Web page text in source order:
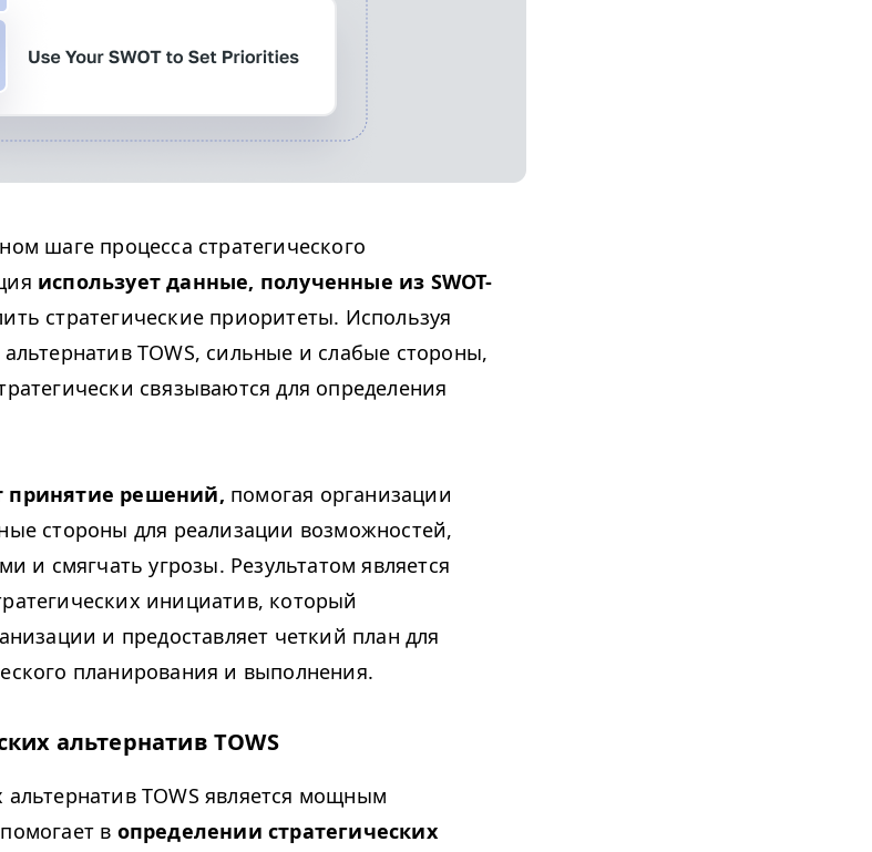
шаге процесса стратегического
использует данные, полученные из SWOT-
стратегические приоритеты. Используя
альтернативTOWS, сильные и слабые стороны,
связываются для определения
принятие решений, помогая организации
стороны для реализации возможностей,
и смягчать угрозы. Результатом является
инициатив, который
и предоставляет четкий план для
планирования и выполнения.
альтернативTOWS
альтернативTOWS является мощным
в определении стратегических